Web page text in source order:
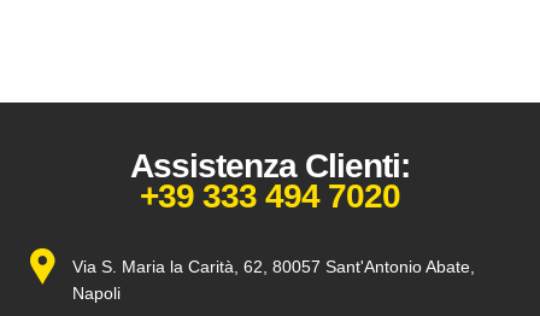
Assistenza Clienti:
+39 333 494 7020
Via S. Maria la Carità, 62, 80057 Sant'Antonio Abate,
Napoli